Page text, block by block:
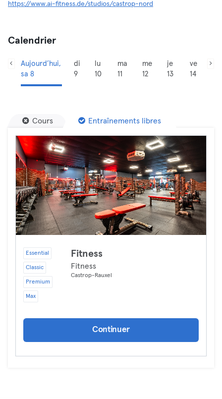
https://www.ai-fitness.de/studios/castrop-nord
Calendrier
Aujourd’hui,
sa 8
di
9
lu
10
ma
11
me
12
je
13
ve
14
Cours Entraînements libres
Essential
Classic
Premium
Max
Fitness
Fitness
Castrop-Rauxel
Continuer